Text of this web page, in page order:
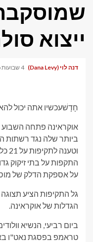
ייצוא
דנה לוי (Dana Levy) 4 שבועות ago
חָדָשׁעכשיו אתה יכול
אוקראינה פתחה
ביותר שלה נגד רשתות
התקפות על בתי זיקוק
על אספקת הדלק של
גל התקיפות הציע
הגדלות של אוקראינה.
ביום רביעי, הנשיא
טראמפ בפסגת נאט"ו